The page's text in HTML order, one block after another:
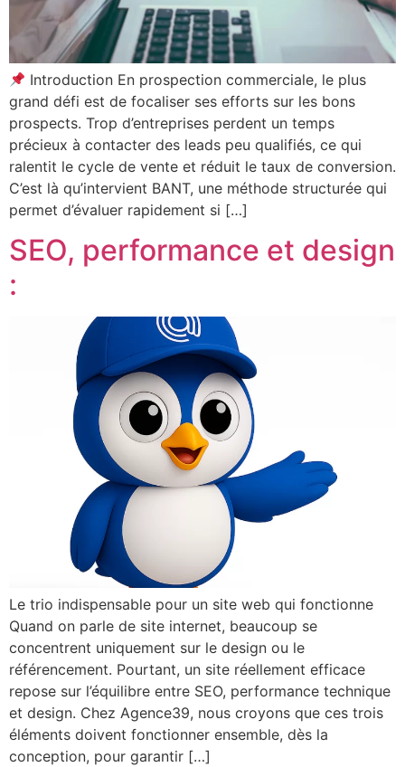
Introduction En prospection commerciale, le plus
grand défi est de focaliser ses efforts sur les bons
prospects. Trop d’entreprises perdent un temps
précieux à contacter des leads peu qualifiés, ce qui
ralentit le cycle de vente et réduit le taux de conversion.
C’est là qu’intervient BANT, une méthode structurée qui
permet d’évaluer rapidement si […]
SEO, performance et design
:
Le trio indispensable pour un site web qui fonctionne
Quand on parle de site internet, beaucoup se
concentrent uniquement sur le design ou le
référencement. Pourtant, un site réellement efficace
repose sur l’équilibre entre SEO, performance technique
et design. Chez Agence39, nous croyons que ces trois
éléments doivent fonctionner ensemble, dès la
conception, pour garantir […]